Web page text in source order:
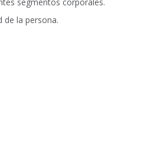
de la persona.